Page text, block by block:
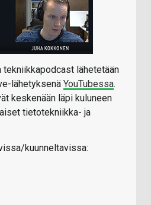
lähetetään
lähetyksenä YouTubessa.
keskenään läpi kuluneen
tietotekniikka- ja
kuunneltavissa: